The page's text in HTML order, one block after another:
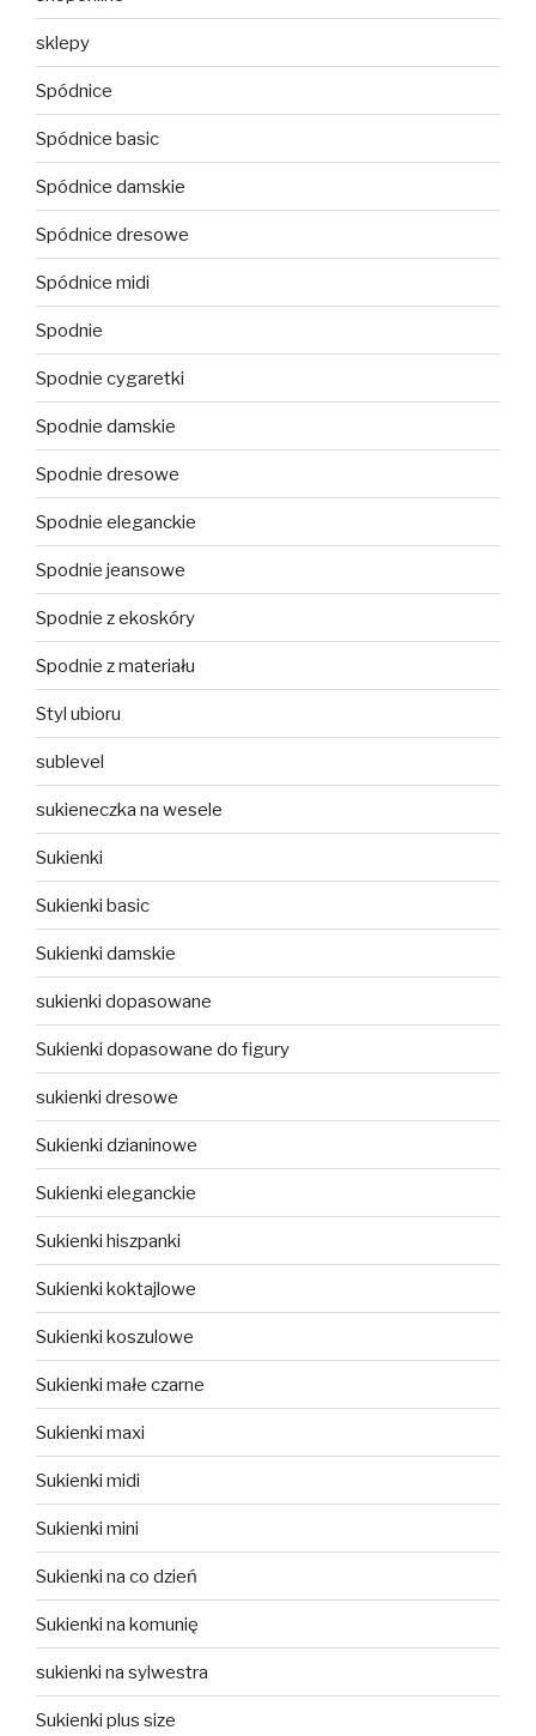
sklepy
Spódnice
Spódnice basic
Spódnice damskie
Spódnice dresowe
Spódnice midi
Spodnie
Spodnie cygaretki
Spodnie damskie
Spodnie dresowe
Spodnie eleganckie
Spodnie jeansowe
Spodnie z ekoskóry
Spodnie z materiału
Styl ubioru
sublevel
sukieneczka na wesele
Sukienki
Sukienki basic
Sukienki damskie
sukienki dopasowane
Sukienki dopasowane do figury
sukienki dresowe
Sukienki dzianinowe
Sukienki eleganckie
Sukienki hiszpanki
Sukienki koktajlowe
Sukienki koszulowe
Sukienki małe czarne
Sukienki maxi
Sukienki midi
Sukienki mini
Sukienki na co dzień
Sukienki na komunię
sukienki na sylwestra
Sukienki plus size